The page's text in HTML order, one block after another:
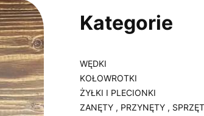
Kategorie
WĘDKI
KOŁOWROTKI
ŻYŁKI I PLECIONKI
ZANĘTY , PRZYNĘTY ,